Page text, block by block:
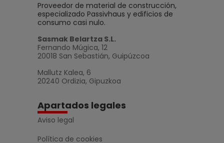
Proveedor de material de construcción,
especializado Passivhaus y edificios de
consumo casi nulo.
Sasmak Belartza S.L.
Fernando Múgica, 12
20018 San Sebastián, Guipúzcoa
Mallutz Kalea, 6
20240 Ordizia, Gipuzkoa
Apartados legales
Aviso legal
Política de cookies